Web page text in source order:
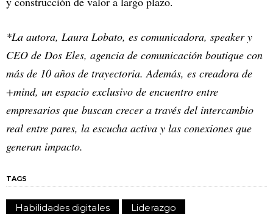
*La autora, Laura Lobato, es comunicadora, speaker y
CEO de Dos Eles, agencia de comunicación boutique con
más de 10 años de trayectoria. Además, es creadora de
+mind, un espacio exclusivo de encuentro entre
empresarios que buscan crecer a través del intercambio
real entre pares, la escucha activa y las conexiones que
generan impacto.
TAGS
Habilidades digitales
Liderazgo